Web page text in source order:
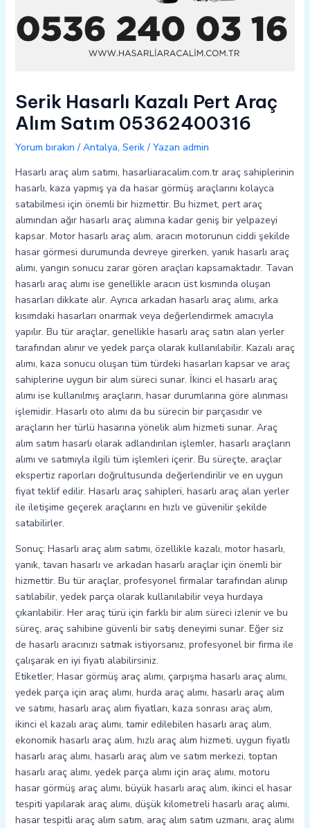
Serik Hasarlı Kazalı Pert Araç
Alım Satım 05362400316
Yorum bırakın / Antalya, Serik/ Yazan admin
Hasarlı araç alım satımı, hasarliaracalim.com.tr araç sahiplerinin
hasarlı, kaza yapmış ya da hasar görmüş araçlarını kolayca
satabilmesi için önemli bir hizmettir. Bu hizmet, pert araç
alımından ağır hasarlı araç alımına kadar geniş bir yelpazeyi
kapsar. Motor hasarlı araç alım, aracın motorunun ciddi şekilde
hasar görmesi durumunda devreye girerken, yanık hasarlı araç
alımı, yangın sonucu zarar gören araçları kapsamaktadır. Tavan
hasarlı araç alımı ise genellikle aracın üst kısmında oluşan
hasarları dikkate alır. Ayrıca arkadan hasarlı araç alımı, arka
kısımdaki hasarları onarmak veya değerlendirmek amacıyla
yapılır. Bu tür araçlar, genellikle hasarlı araç satın alan yerler
tarafından alınır ve yedek parça olarak kullanılabilir. Kazalı araç
alımı, kaza sonucu oluşan tüm türdeki hasarları kapsar ve araç
sahiplerine uygun bir alım süreci sunar. İkinci el hasarlı araç
alımı ise kullanılmış araçların, hasar durumlarına göre alınması
işlemidir. Hasarlı oto alımı da bu sürecin bir parçasıdır ve
araçların her türlü hasarına yönelik alım hizmeti sunar. Araç
alım satım hasarlı olarak adlandırılan işlemler, hasarlı araçların
alımı ve satımıyla ilgili tüm işlemleri içerir. Bu süreçte, araçlar
ekspertiz raporları doğrultusunda değerlendirilir ve en uygun
fiyat teklif edilir. Hasarlı araç sahipleri, hasarlı araç alan yerler
ile iletişime geçerek araçlarını en hızlı ve güvenilir şekilde
satabilirler.
Sonuç: Hasarlı araç alım satımı, özellikle kazalı, motor hasarlı,
yanık, tavan hasarlı ve arkadan hasarlı araçlar için önemli bir
hizmettir. Bu tür araçlar, profesyonel firmalar tarafından alınıp
satılabilir, yedek parça olarak kullanılabilir veya hurdaya
çıkarılabilir. Her araç türü için farklı bir alım süreci izlenir ve bu
süreç, araç sahibine güvenli bir satış deneyimi sunar. Eğer siz
de hasarlı aracınızı satmak istiyorsanız, profesyonel bir firma ile
çalışarak en iyi fiyatı alabilirsiniz.
Etiketler; Hasar görmüş araç alımı, çarpışma hasarlı araç alımı,
yedek parça için araç alımı, hurda araç alımı, hasarlı araç alım
ve satımı, hasarlı araç alım fiyatları, kaza sonrası araç alım,
ikinci el kazalı araç alımı, tamir edilebilen hasarlı araç alım,
ekonomik hasarlı araç alım, hızlı araç alım hizmeti, uygun fiyatlı
hasarlı araç alımı, hasarlı araç alım ve satım merkezi, toptan
hasarlı araç alımı, yedek parça alımı için araç alımı, motoru
hasar görmüş araç alımı, büyük hasarlı araç alım, ikinci el hasar
tespiti yapılarak araç alımı, düşük kilometreli hasarlı araç alımı,
hasar tespitli araç alım satım, araç alım satım uzmanı, araç alımı